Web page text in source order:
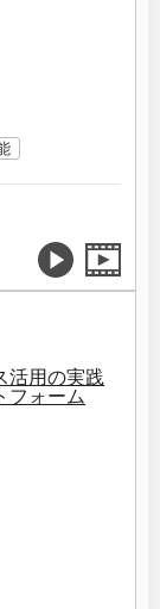
活用の実践
フォーム